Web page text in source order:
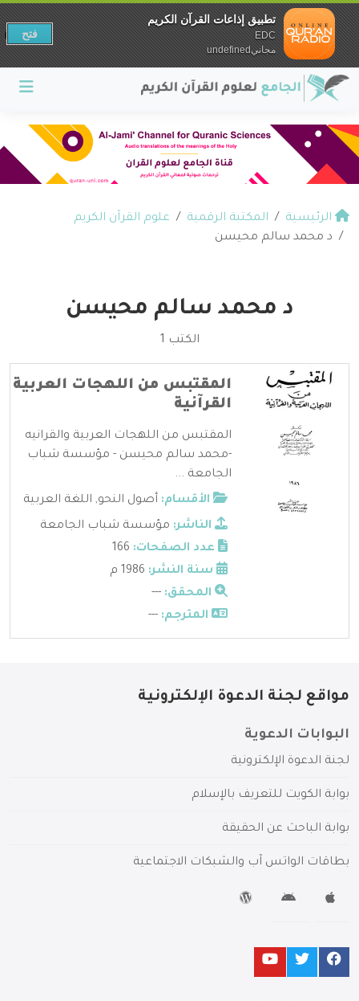
الرئيسية المكتبة الرقمية
علوم القرآن الكريم
د محمد سالم محيسن
د محمد سالم محيسن
الكتب 1
المقتبس من اللهجات العربية
القرآنية
المقتبس من اللهجات العربية والقرانيه
-محمد سالم محيسن - مؤسسة شباب
الجامعة ...
الأقسام: أصول النحو, اللغة العربية
الناشر: مؤسسة شباب الجامعة
عدد الصفحات:
سنة النشر:
المحقق: ---
المترجم: ---
مواقع لجنة الدعوة الإلكترونية
البوابات الدعوية
لجنة الدعوة الإلكترونية
بوابة الكويت للتعريف بالإسلام
بوابة الباحث عن الحقيقة
بطاقات الواتس آب والشبكات الاجتماعية
تطبيق إذاعات القرآن الكريم
EDC
مجانيundefined
فتح